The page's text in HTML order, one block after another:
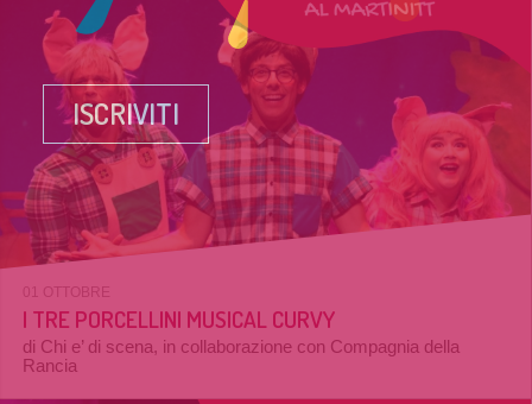
01 OTTOBRE
I TRE PORCELLINI MUSICAL CURVY
di Chi e’ di scena, in collaborazione con Compagnia della
Rancia
ISCRIVITI